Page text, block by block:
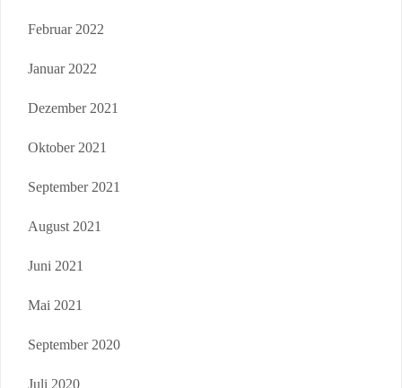
Februar 2022
Januar 2022
Dezember 2021
Oktober 2021
September 2021
August 2021
Juni 2021
Mai 2021
September 2020
Juli 2020